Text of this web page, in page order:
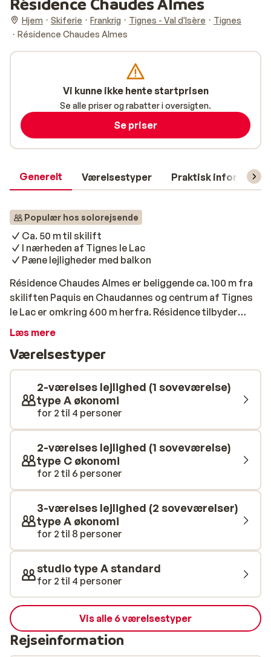
Hjem Skiferie Frankrig Tignes - Val d'Isère
Tignes
Résidence Chaudes Almes
Generelt Værelsestyper Praktisk information
Populær hos solorejsende
Ca. 50 m til skilift
I nærheden af ​​Tignes le Lac
Pæne lejligheder med balkon
Résidence Chaudes Almes er beliggende ca. 100 m fra
skiliften Paquis en Chaudannes og centrum af Tignes
le Lac er omkring 600 m herfra. Résidence tilbyder
forskellige typer af lejligheder. Lige fra studios med
plads til 8 personer. Lejlighederne har det til fælles, at
de alle er pænt møbleret og udstyret med de
nødvendige faciliteter.
Læs mere
Værelsestyper
2-værelses lejlighed (1 soveværelse)
type A økonomi
for 2 til 4 personer
2-værelses lejlighed (1 soveværelse)
type C økonomi
for 2 til 6 personer
3-værelses lejlighed (2 soveværelser)
type A økonomi
for 2 til 8 personer
studio type A standard
for 2 til 4 personer
Vis alle 6 værelsestyper
Rejseinformation
Vi kunne ikke hente startprisen
Se alle priser og rabatter i oversigten.
Se priser